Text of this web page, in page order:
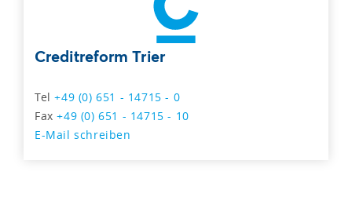
Creditreform Trier
Tel+49 (0) 651 - 14715 - 0
Fax+49 (0) 651 - 14715 - 10
E-Mail schreiben